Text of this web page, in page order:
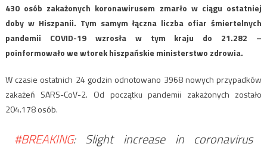
430 osób zakażonych koronawirusem zmarło w ciągu ostatniej
doby w Hiszpanii. Tym samym łączna liczba ofiar śmiertelnych
pandemii COVID-19 wzrosła w tym kraju do 21.282 –
poinformowało we wtorek hiszpańskie ministerstwo zdrowia.
W czasie ostatnich 24 godzin odnotowano 3968 nowych przypadków
zakażeń SARS-CoV-2. Od początku pandemii zakażonych zostało
204.178 osób.
#BREAKING: Slight increase in coronavirus